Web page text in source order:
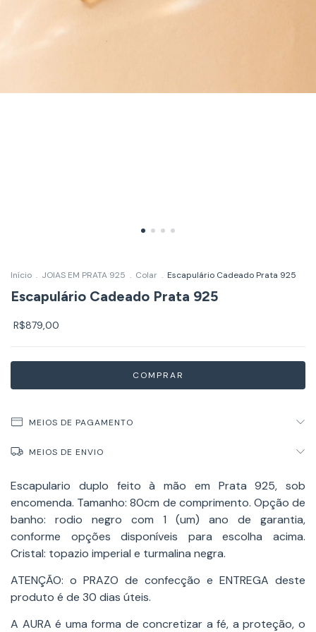
Início . JOIAS EM PRATA 925 . Colar . Escapulário Cadeado Prata 925
Escapulário Cadeado Prata 925
R$879,00
MEIOS DE PAGAMENTO
MEIOS DE ENVIO
Escapulario duplo feito à mão em Prata 925, sob
encomenda. Tamanho: 80cm de comprimento. Opção de
banho: rodio negro com 1 (um) ano de garantia,
conforme opções disponíveis para escolha acima.
Cristal: topazio imperial e turmalina negra.
ATENÇÃO: o PRAZO de confecção e ENTREGA deste
produto é de 30 dias úteis.
A AURA é uma forma de concretizar a fé, a proteção, o